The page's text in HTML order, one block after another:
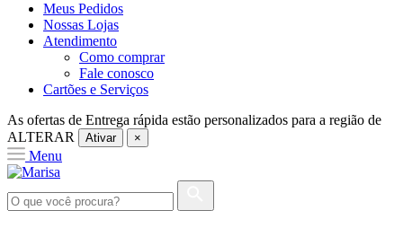
Meus Pedidos
Nossas Lojas
Atendimento
Como comprar
Fale conosco
Cartões e Serviços
As ofertas de Entrega rápida estão personalizados para a região de
ALTERAR
Ativar ×
Menu